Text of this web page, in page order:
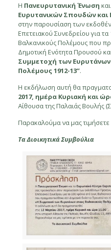
Η Πανευρυτανική Ένωση
Ευρυτανικών Σπουδών και
στην παρουσίαση των
Επετειακού Συνεδρείου για
Βαλκανικούς Πολέμους που
Δημοτική Ενότητα Προυσού
Συμμετοχή των
Πολέμους 1912-13”.
Η εκδήλωση αυτή θα
2017, ημέρα Κυριακή και
Αίθουσα της Παλαιάς Βουλής
Παρακαλούμα να μας
Τα Διοικητικά Συμβούλια